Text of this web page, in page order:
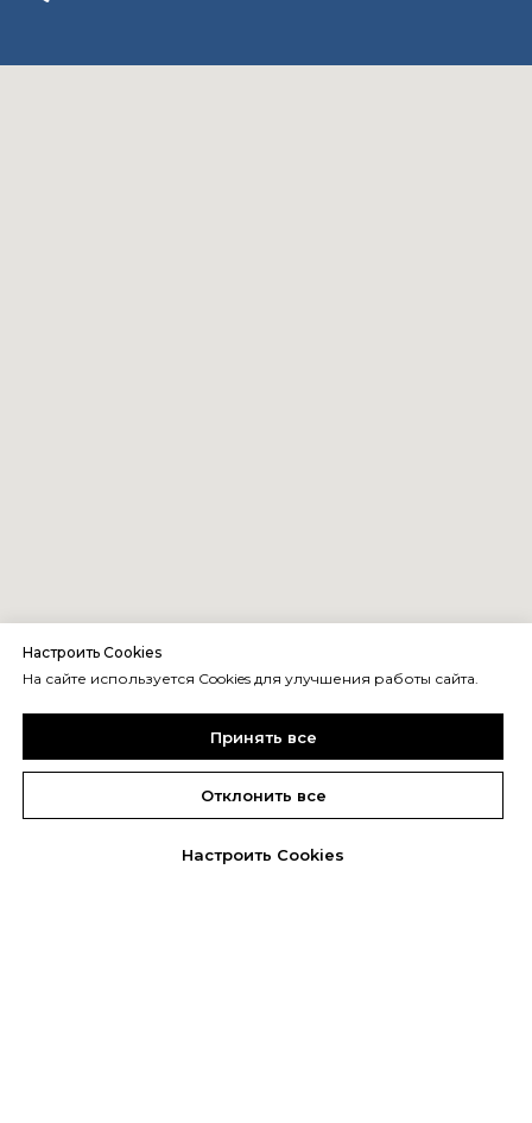
Настроить Cookies
На сайте используется Cookies для улучшения работы сайта.
Принять все
Отклонить все
Настроить Cookies